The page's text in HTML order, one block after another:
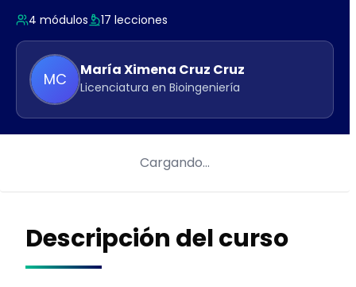
Descripción del curso
4 módulos 17 lecciones
MC María Ximena Cruz Cruz
Licenciatura en Bioingeniería
Cargando…